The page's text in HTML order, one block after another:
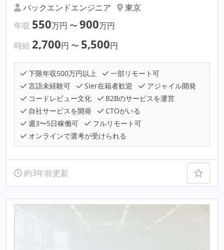
バックエンドエンジニア
東京
年収 550万円 〜 900万円
時給 2,700円 〜 5,500円
下限年収500万円以上
一部リモート可
言語未経験可
SIer在籍者歓迎
アジャイル開発
コードレビュー文化
B2Bのサービスを運営
自社サービスを開発
CTOがいる
週3〜5日稼働可
フルリモート可
オンラインで選考が受けられる
約3年前更新